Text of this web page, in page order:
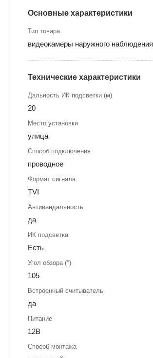
Основные характеристики
Тип товара
видеокамеры наружного наблюдения
Технические характеристики
Дальность ИК подсветки (м)
20
Место установки
улица
Способ подключения
проводное
Формат сигнала
TVI
Антивандальность
да
ИК подсветка
Есть
Угол обзора (°)
105
Встроенный считыватель
да
Питание
12В
Способ монтажа